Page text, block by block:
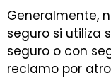
Generalmente,
seguro si utiliza
seguro o con
reclamo por